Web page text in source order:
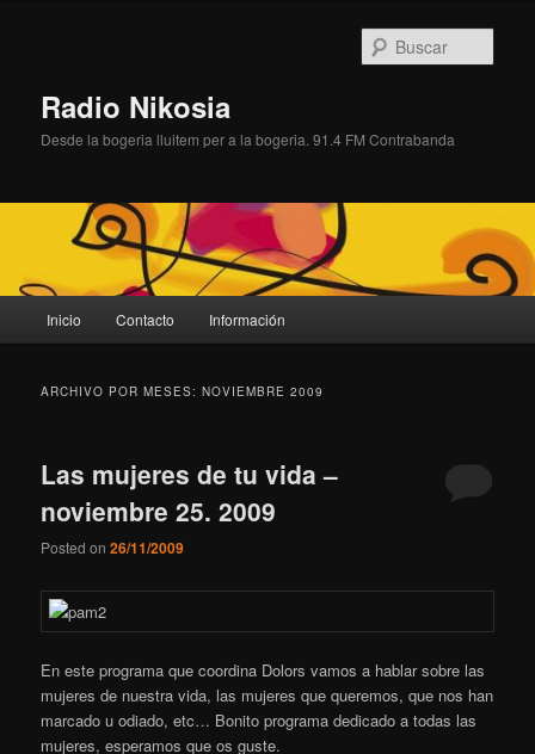
Radio Nikosia
Desde la bogeria lluitem per a la bogeria. 91.4 FM Contrabanda
principal
Inicio Contacto Información
ARCHIVO POR MESES:NOVIEMBRE 2009
Las mujeres de tu vida –
noviembre 25. 2009
Posted on26/11/2009
En este programa que coordina Dolors vamos a hablar sobre las
mujeres de nuestra vida, las mujeres que queremos, que nos han
marcado u odiado, etc… Bonito programa dedicado a todas las
mujeres, esperamos que os guste.